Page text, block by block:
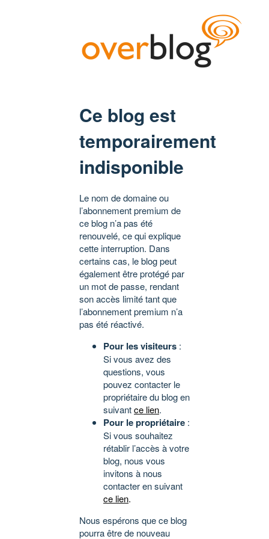
Ce blog est
temporairement
indisponible
Le nom de domaine ou
l’abonnement premium de
ce blog n’a pas été
renouvelé, ce qui explique
cette interruption. Dans
certains cas, le blog peut
également être protégé par
un mot de passe, rendant
son accès limité tant que
l’abonnement premium n’a
pas été réactivé.
Pour les visiteurs :
Si vous avez des
questions, vous
pouvez contacter le
propriétaire du blog en
suivantce lien.
Pour le propriétaire :
Si vous souhaitez
rétablir l’accès à votre
blog, nous vous
invitons à nous
contacter en suivant
ce lien.
Nous espérons que ce blog
pourra être de nouveau